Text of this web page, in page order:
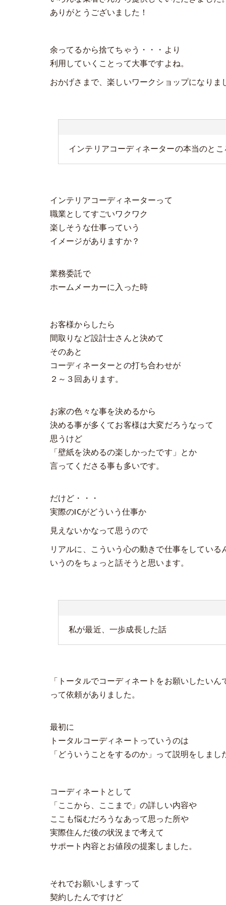
ありがとうございました！
余ってるから捨てちゃう・・・より
利用していくことって大事ですよね。
おかげさまで、楽しいワークショップになりま
インテリアコーディネーターの本当のとこ
インテリアコーディネーターって
職業としてすごいワクワク
楽しそうな仕事っていう
イメージがありますか？
業務委託で
ホームメーカーに入った時
お客様からしたら
間取りなど設計士さんと決めて
そのあと
コーディネーターとの打ち合わせが
２～３回あります。
お家の色々な事を決めるから
決める事が多くてお客様は大変だろうなって
思うけど
「壁紙を決めるの楽しかったです」とか
言ってくださる事も多いです。
だけど・・・
実際のICがどういう仕事か
見えないかなって思うので
リアルに、こういう心の動きで仕事をしている
いうのをちょっと話そうと思います。
私が最近、一歩成長した話
「トータルでコーディネートをお願いしたいん
って依頼がありました。
最初に
トータルコーディネートっていうのは
「どういうことをするのか」って説明をしまし
コーディネートとして
「ここから、ここまで」の詳しい内容や
ここも悩むだろうなあって思った所や
実際住んだ後の状況まで考えて
サポート内容とお値段の提案しました。
それでお願いしますって
契約したんですけど